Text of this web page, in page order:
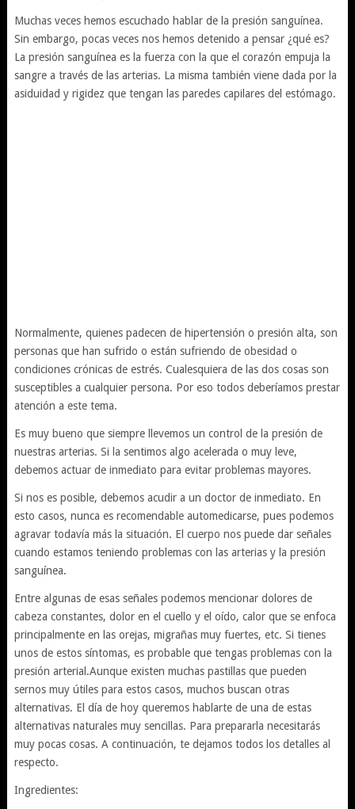
Muchas veces hemos escuchado hablar de la presión sanguínea.
Sin embargo, pocas veces nos hemos detenido a pensar ¿qué es?
La presión sanguínea es la fuerza con la que el corazón empuja la
sangre a través de las arterias. La misma también viene dada por la
asiduidad y rigidez que tengan las paredes capilares del estómago.
Normalmente, quienes padecen de hipertensión o presión alta, son
personas que han sufrido o están sufriendo de obesidad o
condiciones crónicas de estrés. Cualesquiera de las dos cosas son
susceptibles a cualquier persona. Por eso todos deberíamos prestar
atención a este tema.
Es muy bueno que siempre llevemos un control de la presión de
nuestras arterias. Si la sentimos algo acelerada o muy leve,
debemos actuar de inmediato para evitar problemas mayores.
Si nos es posible, debemos acudir a un doctor de inmediato. En
esto casos, nunca es recomendable automedicarse, pues podemos
agravar todavía más la situación. El cuerpo nos puede dar señales
cuando estamos teniendo problemas con las arterias y la presión
sanguínea.
Entre algunas de esas señales podemos mencionar dolores de
cabeza constantes, dolor en el cuello y el oído, calor que se enfoca
principalmente en las orejas, migrañas muy fuertes, etc. Si tienes
unos de estos síntomas, es probable que tengas problemas con la
presión arterial.Aunque existen muchas pastillas que pueden
sernos muy útiles para estos casos, muchos buscan otras
alternativas. El día de hoy queremos hablarte de una de estas
alternativas naturales muy sencillas. Para prepararla necesitarás
muy pocas cosas. A continuación, te dejamos todos los detalles al
respecto.
Ingredientes: